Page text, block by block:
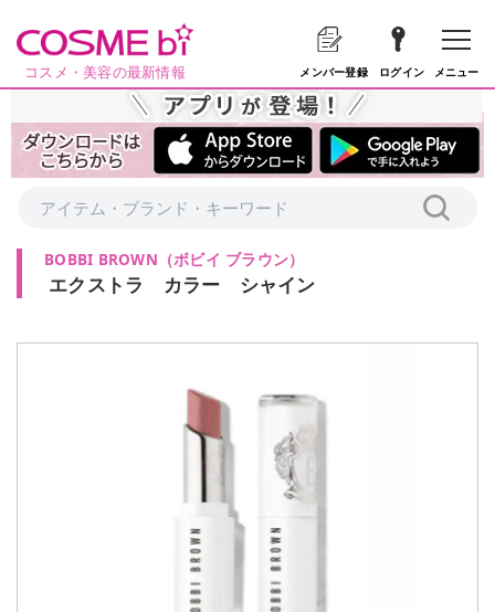
コスメ・美容の最新情報 メンバー登録 ログイン メニュー
BOBBI BROWN （ボビイ ブラウン）
エクストラ カラー シャイン